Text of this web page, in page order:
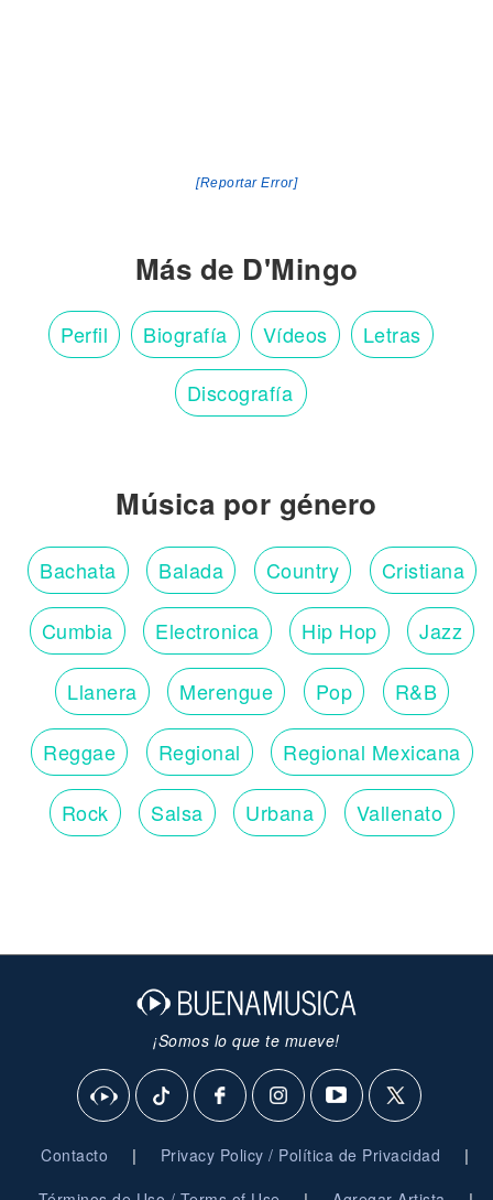
[Reportar Error]
Más de D'Mingo
Perfil Biografía Vídeos Letras
Discografía
Música por género
Bachata Balada Country Cristiana
Cumbia Electronica Hip Hop Jazz
Llanera Merengue Pop R&B
Reggae Regional Regional Mexicana
Rock Salsa Urbana Vallenato
¡Somos lo que te mueve!
Contacto | Privacy Policy / Política de Privacidad |